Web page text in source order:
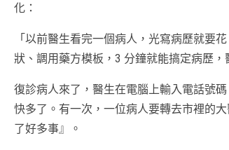
化：
「以前醫生看完一個病人，光寫病歷就要
狀、調用藥方模板，3 分鐘就能搞定病歷，
復診病人來了，醫生在電腦上輸入電話號
快多了。有一次，一位病人要轉去市裡的
了好多事』。